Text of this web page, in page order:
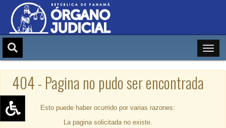
Aumentar texto (+)
404 - Pagina no pudo ser encontrada
Esto puede haber ocurrido por varias razones:
La pagina solicitada no existe.